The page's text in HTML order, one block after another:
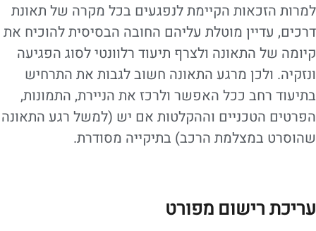
למרות הזכאות הקיימת לנפגעים בכל מקרה של תאונת
דרכים, עדיין מוטלת עליהם החובה הבסיסית להוכיח את
קיומה של התאונה ולצרף תיעוד רלוונטי לסוג הפגיעה
ונזקיה. ולכן מרגע התאונה חשוב לגבות את התרחיש
בתיעוד רחב ככל האפשר ולרכז את הניירת, התמונות,
הפרטים הטכניים וההקלטות אם יש (למשל רגע התאונה
שהוסרט במצלמת הרכב) בתיקייה מסודרת.
עריכת רישום מפורט